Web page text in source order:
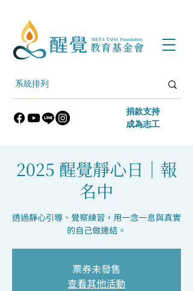
​捐款支持
​成為志工
2025 醒覺靜心日｜報
名中
透過靜心引導、覺察練習，用一念一息與真實
的自己做連結。
票券未發售
查看其他活動